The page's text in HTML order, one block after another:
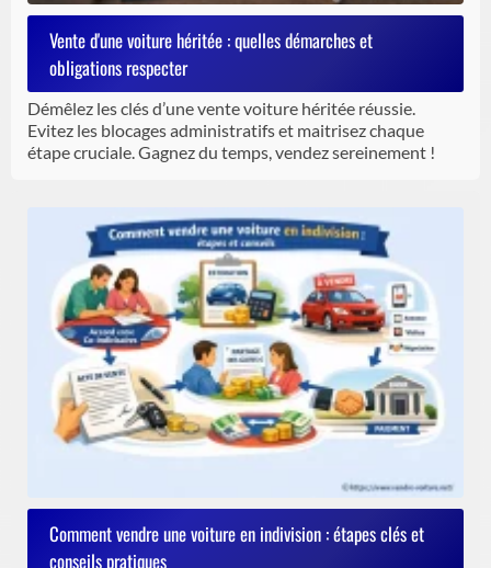
Vente d'une voiture héritée : quelles démarches et
obligations respecter
Démêlez les clés d’une vente voiture héritée réussie.
Evitez les blocages administratifs et maitrisez chaque
étape cruciale. Gagnez du temps, vendez sereinement !
Comment vendre une voiture en indivision : étapes clés et
conseils pratiques